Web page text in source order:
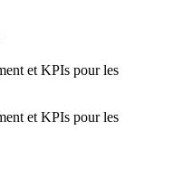
et KPIs pour les
et KPIs pour les